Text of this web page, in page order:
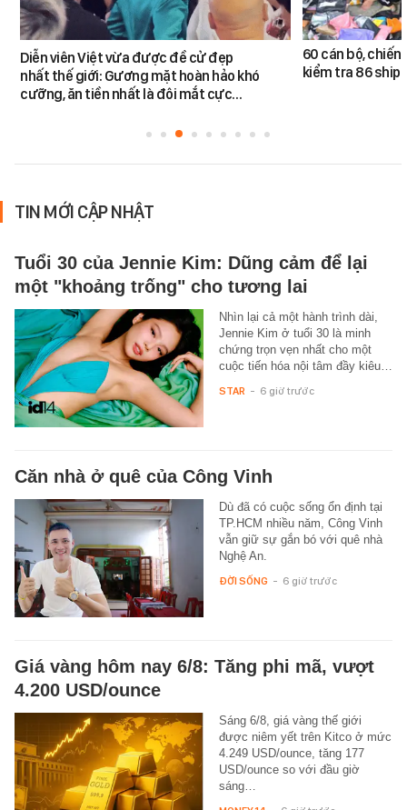
Diễn viên Việt vừa được đề cử đẹp
nhất thế giới: Gương mặt hoàn hảo khó
cưỡng, ăn tiền nhất là đôi mắt cực…
60 cán bộ,
kiểm tra 86
TIN MỚI CẬP NHẬT
Tuổi 30 của Jennie Kim: Dũng cảm để lại
một "khoảng trống" cho tương lai
Nhìn lại cả một hành trình dài,
Jennie Kim ở tuổi 30 là minh
chứng trọn vẹn nhất cho một
cuộc tiến hóa nội tâm đầy kiêu…
STAR - 6 giờ trước
Căn nhà ở quê của Công Vinh
Dù đã có cuộc sống ổn định tại
TP.HCM nhiều năm, Công Vinh
vẫn giữ sự gắn bó với quê nhà
Nghệ An.
ĐỜI SỐNG - 6 giờ trước
Giá vàng hôm nay 6/8: Tăng phi mã, vượt
4.200 USD/ounce
Sáng 6/8, giá vàng thế giới
được niêm yết trên Kitco ở mức
4.249 USD/ounce, tăng 177
USD/ounce so với đầu giờ
sáng…